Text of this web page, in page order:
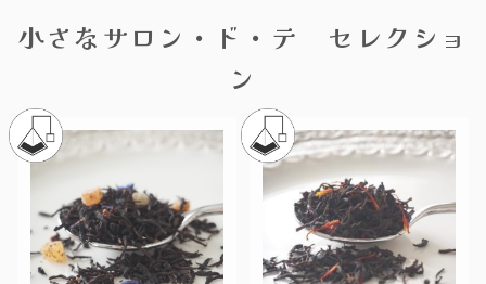
小さなサロン・ド・テ セレクショ
ン